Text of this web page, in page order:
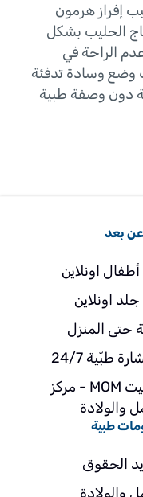
إفراز هرمون
الحليب بشكل
الراحة في
وضع وسادة تدفئة
دون وصفة طبية
بعد
اونلاين
اونلاين
حتى المنزل
طبّية 24/7
لئوميت MOM - مركز
والولادة
طبية
الحقوق
والولادة